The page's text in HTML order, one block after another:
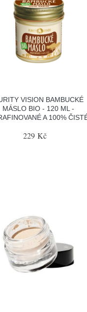
VISION BAMBUCKÉ
MÁSLO BIO - 120 ML -
A 100%
229 Kč